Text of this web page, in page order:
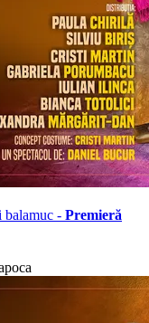
balamuc - Premieră